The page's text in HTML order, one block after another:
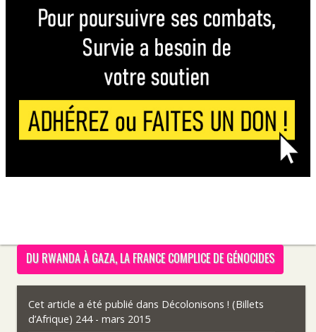
DU RWANDA À GAZA, LA FRANCE COMPLICE DE GÉNOCIDES
Cet article a été publié dans Décolonisons ! (Billets
d’Afrique) 244 - mars 2015